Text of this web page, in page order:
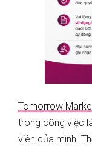
Tomorrow
trong công việc
viên của mình.